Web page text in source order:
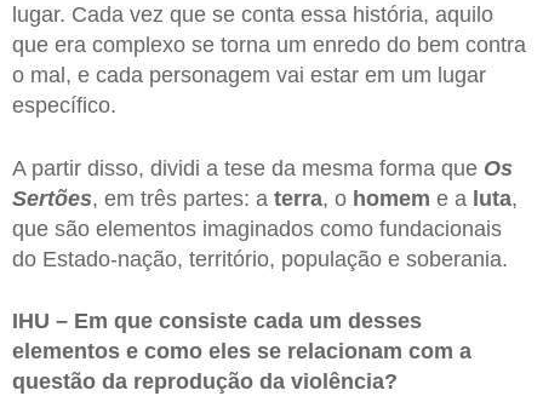
lugar. Cada vez que se conta essa história, aquilo
que era complexo se torna um enredo do bem contra
o mal, e cada personagem vai estar em um lugar
específico.
A partir disso, dividi a tese da mesma forma que Os
Sertões, em três partes: a terra, o homem e a luta,
que são elementos imaginados como fundacionais
do Estado-nação, território, população e soberania.
IHU – Em que consiste cada um desses
elementos e como eles se relacionam com a
questão da reprodução da violência?